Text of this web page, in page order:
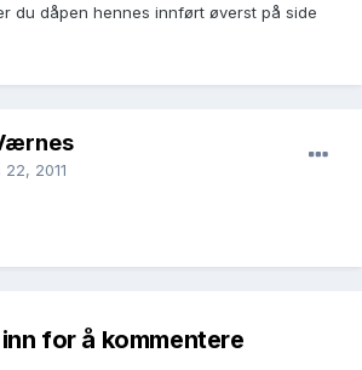
du dåpen hennes innført øverst på side
2011
for å kommentere